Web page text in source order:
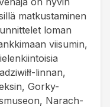
matkustaminen
loman
viisumin,
linnan,
Gorky-
Narach-